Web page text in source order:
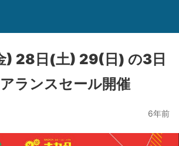
) 28日(土) 29(日) の3日
ランスセール開催
6年前